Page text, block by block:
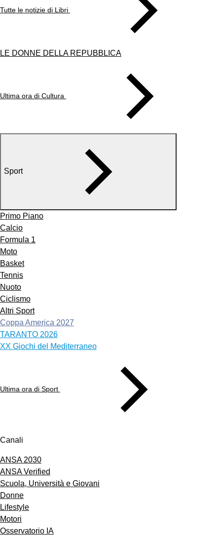
Tutte le notizie di Libri
LE DONNE DELLA REPUBBLICA
Ultima ora di Cultura
Sport
Primo Piano
Calcio
Formula 1
Moto
Basket
Tennis
Nuoto
Ciclismo
Altri Sport
Coppa America 2027
TARANTO 2026
XX Giochi del Mediterraneo
Ultima ora di Sport
Canali
ANSA 2030
ANSA Verified
Scuola, Università e Giovani
Donne
Lifestyle
Motori
Osservatorio IA